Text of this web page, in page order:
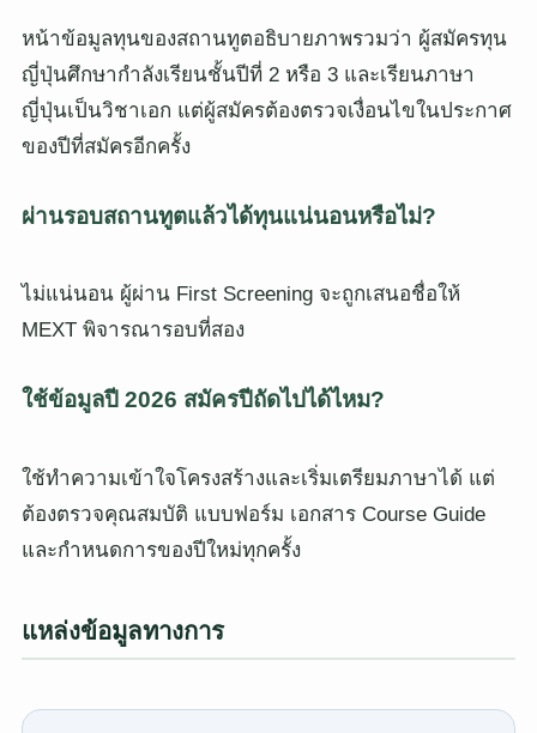
หน้าข้อมูลทุนของสถานทูตอธิบายภาพรวมว่า ผู้สมัครทุน
ญี่ปุ่นศึกษากำลังเรียนชั้นปีที่ 2 หรือ 3 และเรียนภาษา
ญี่ปุ่นเป็นวิชาเอก แต่ผู้สมัครต้องตรวจเงื่อนไขในประกาศ
ของปีที่สมัครอีกครั้ง
ผ่านรอบสถานทูตแล้วได้ทุนแน่นอนหรือไม่?
ไม่แน่นอน ผู้ผ่าน First Screening จะถูกเสนอชื่อให้
MEXT พิจารณารอบที่สอง
ใช้ข้อมูลปี 2026 สมัครปีถัดไปได้ไหม?
ใช้ทำความเข้าใจโครงสร้างและเริ่มเตรียมภาษาได้ แต่
ต้องตรวจคุณสมบัติ แบบฟอร์ม เอกสาร Course Guide
และกำหนดการของปีใหม่ทุกครั้ง
แหล่งข้อมูลทางการ